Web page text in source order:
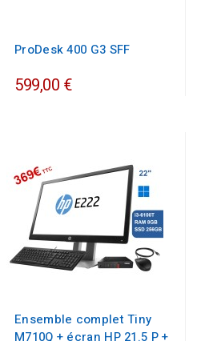
ProDesk 400 G3 SFF
599,00 €
Ensemble complet Tiny
M710Q + écran HP 21.5 P +